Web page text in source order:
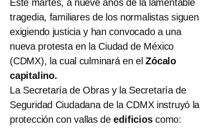
Este martes, a nueve años de la lamentable
tragedia, familiares de los normalistas siguen
exigiendo justicia y han convocado a una
nueva protesta en la Ciudad de México
(CDMX), la cual culminará en elZócalo
capitalino.
La Secretaría de Obras y la Secretaría de
Seguridad Ciudadana de la CDMX instruyó la
protección con vallas de edificioscomo: